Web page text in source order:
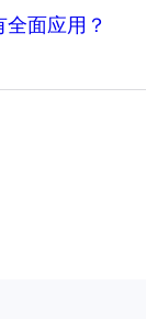
面应用？